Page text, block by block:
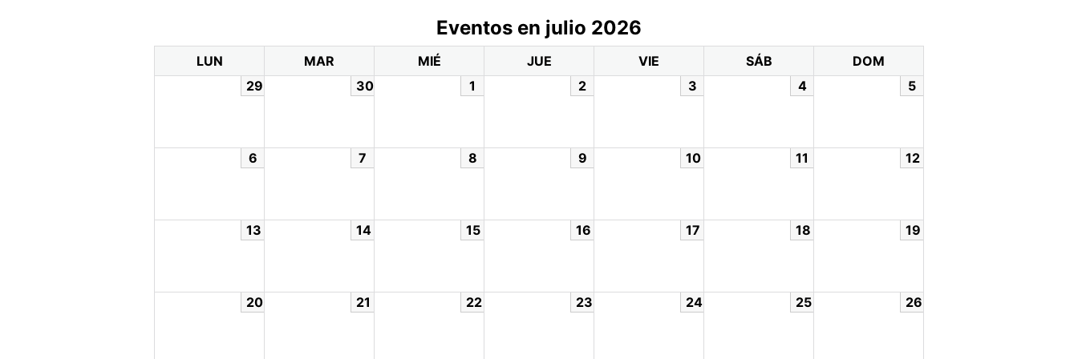
Eventos en julio 2026
LUN MAR MIÉ JUE VIE SÁB
DOM
29
30 1 2 3 4 5
6 7 8 9 10 11 12
13 14 15 16 17 18 19
20 21 22 23 24 25 26